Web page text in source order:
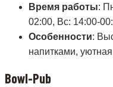
Время работы:
02:00, Вс: 14:00-
Особенности:
напитками,
Bowl-Pub